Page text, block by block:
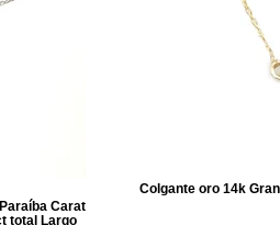
Carat
total Largo
Colgante oro 14k